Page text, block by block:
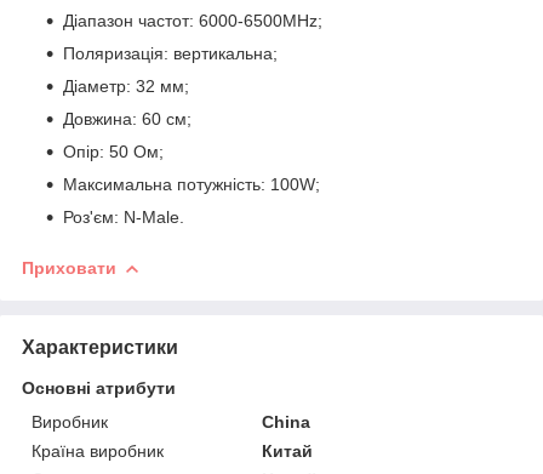
Діапазон частот: 6000-6500MHz;
Поляризація: вертикальна;
Діаметр: 32 мм;
Довжина: 60 см;
Опір: 50 Ом;
Максимальна потужність: 100W;
Роз'єм: N-Male.
Приховати
Характеристики
Основні атрибути
Виробник
China
Країна виробник
Китай